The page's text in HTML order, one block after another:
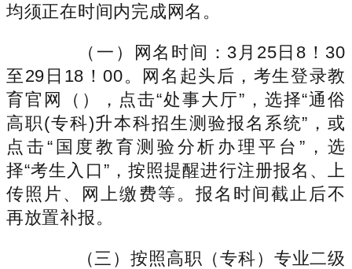
均须正在时间内完成网名。
（一）网名时间：3月25日8！30
至29日18！00。网名起头后，考生登录教
育官网（），点击“处事大厅”，选择“通俗
高职(专科)升本科招生测验报名系统”，或
点击“国度教育测验分析办理平台”，选
择“考生入口”，按照提醒进行注册报名、上
传照片、网上缴费等。报名时间截止后不
再放置补报。
（三）按照高职（专科）专业二级